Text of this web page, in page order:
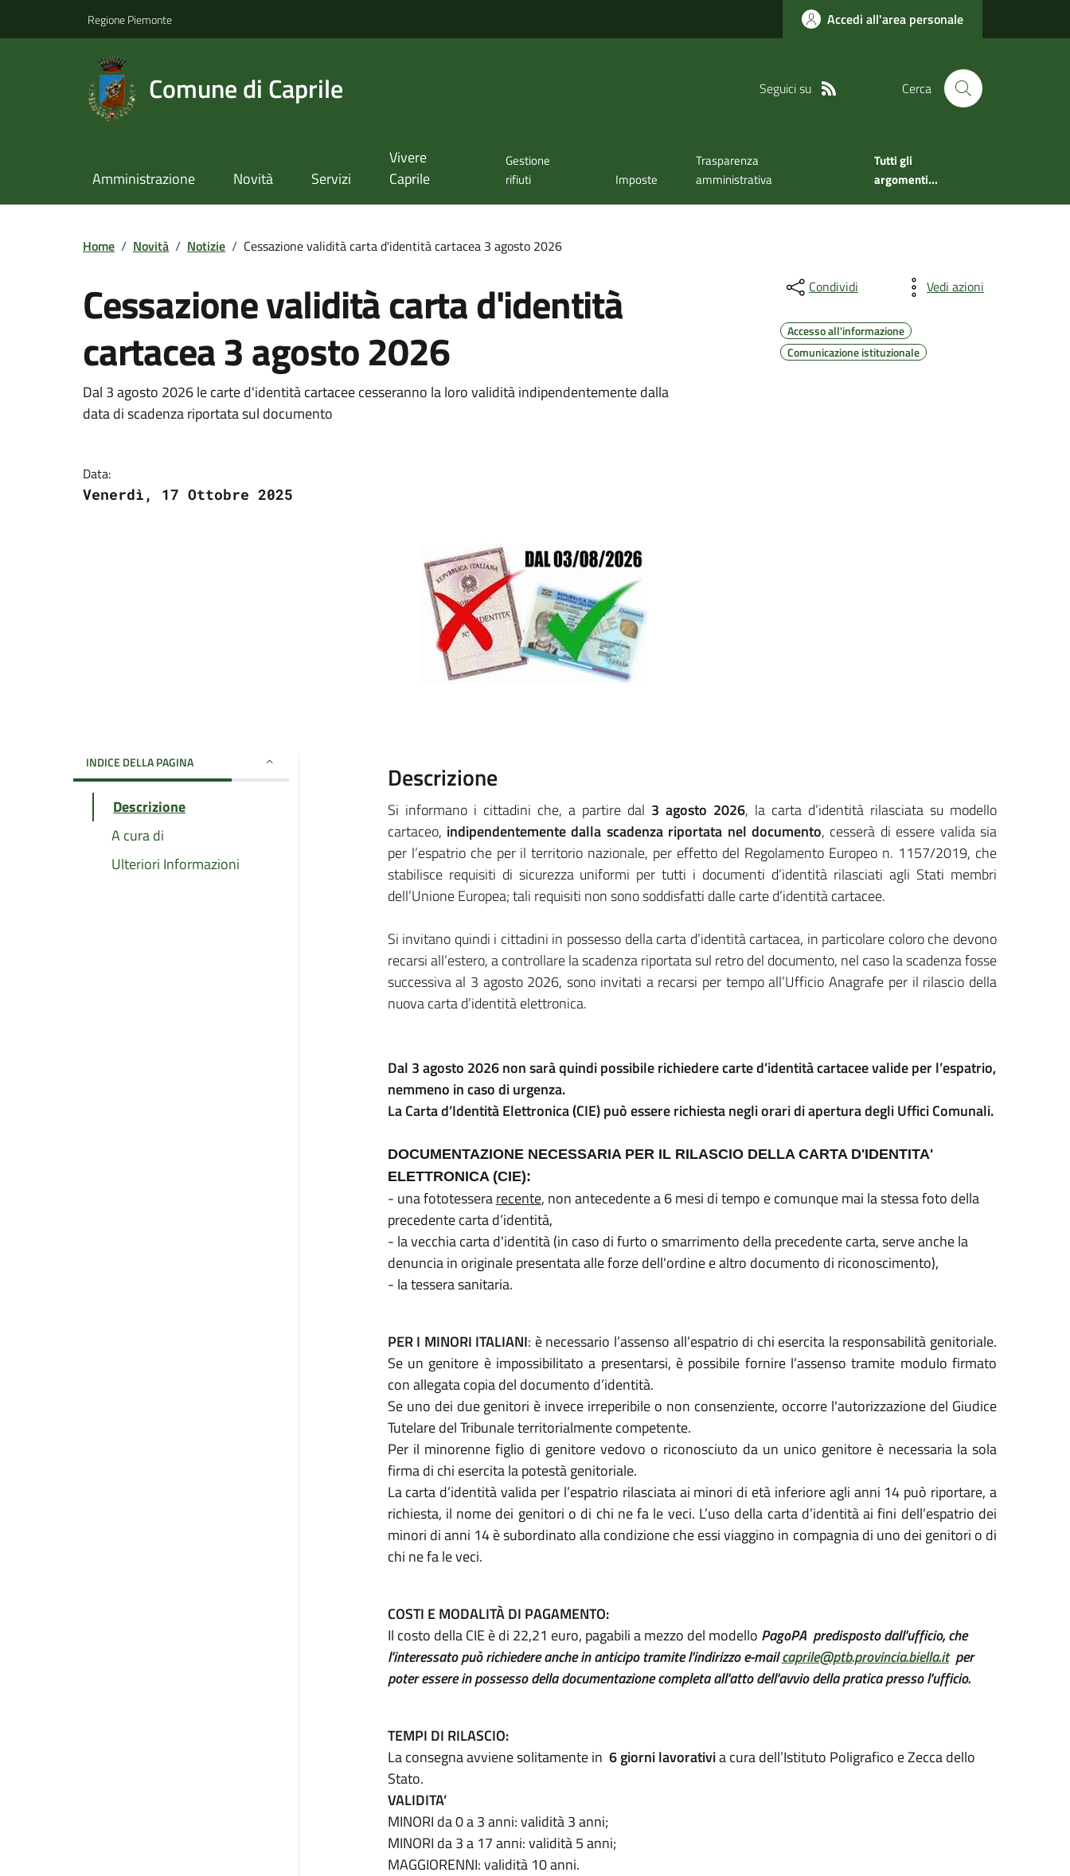
Regione Piemonte Accedi all'area personale
Comune di Caprile Seguici su Cerca
Amministrazione Novità Servizi
Vivere
Caprile
Gestione
rifiuti
Imposte
Trasparenza
amministrativa
Tutti gli
argomenti...
Home / Novità / Notizie / Cessazione validità carta d'identità cartacea 3 agosto 2026
Cessazione validità carta d'identità
cartacea 3 agosto 2026
Dal 3 agosto 2026 le carte d'identità cartacee cesseranno la loro validità indipendentemente dalla
data di scadenza riportata sul documento
Data:
Venerdì, 17 Ottobre 2025
Condividi Vedi azioni
Accesso all'informazione
Comunicazione istituzionale
INDICE DELLA PAGINA
Descrizione
A cura di
Ulteriori Informazioni
Descrizione
Si informano i cittadini che, a partire dal 3 agosto 2026, la carta d’identità rilasciata su modello
cartaceo, indipendentemente dalla scadenza riportata nel documento, cesserà di essere valida sia
per l’espatrio che per il territorio nazionale, per effetto del Regolamento Europeo n. 1157/2019, che
stabilisce requisiti di sicurezza uniformi per tutti i documenti d’identità rilasciati agli Stati membri
dell’Unione Europea; tali requisiti non sono soddisfatti dalle carte d’identità cartacee.
Si invitano quindi i cittadini in possesso della carta d’identità cartacea, in particolare coloro che devono
recarsi all’estero, a controllare la scadenza riportata sul retro del documento, nel caso la scadenza fosse
successiva al 3 agosto 2026, sono invitati a recarsi per tempo all’Ufficio Anagrafe per il rilascio della
nuova carta d’identità elettronica.
Dal 3 agosto 2026 non sarà quindi possibile richiedere carte d’identità cartacee valide per l’espatrio,
nemmeno in caso di urgenza.
La Carta d’Identità Elettronica (CIE) può essere richiesta negli orari di apertura degli Uffici Comunali.
DOCUMENTAZIONE NECESSARIA PER IL RILASCIO DELLA CARTA D'IDENTITA'
ELETTRONICA (CIE):
- una fototesserarecente, non antecedente a 6 mesi di tempo e comunque mai la stessa foto della
precedente carta d’identità,
- la vecchia carta d'identità (in caso di furto o smarrimento della precedente carta, serve anche la
denuncia in originale presentata alle forze dell'ordine e altro documento di riconoscimento),
- la tessera sanitaria.
PER I MINORI ITALIANI: è necessario l’assenso all’espatrio di chi esercita la responsabilità genitoriale.
Se un genitore è impossibilitato a presentarsi, è possibile fornire l’assenso tramite modulo firmato
con allegata copia del documento d’identità.
Se uno dei due genitori è invece irreperibile o non consenziente, occorre l'autorizzazione del Giudice
Tutelare del Tribunale territorialmente competente.
Per il minorenne figlio di genitore vedovo o riconosciuto da un unico genitore è necessaria la sola
firma di chi esercita la potestà genitoriale.
La carta d’identità valida per l’espatrio rilasciata ai minori di età inferiore agli anni 14 può riportare, a
richiesta, il nome dei genitori o di chi ne fa le veci. L’uso della carta d’identità ai fini dell’espatrio dei
minori di anni 14 è subordinato alla condizione che essi viaggino in compagnia di uno dei genitori o di
chi ne fa le veci.
COSTI E MODALITÀ DI PAGAMENTO:
Il costo della CIE è di 22,21 euro, pagabili a mezzo del modello PagoPA predisposto dall'ufficio, che
l'interessato può richiedere anche in anticipo tramite l'indirizzo e-mailcaprile@ptb.provincia.biella.itper
poter essere in possesso della documentazione completa all'atto dell'avvio della pratica presso l'ufficio.
TEMPI DI RILASCIO:
La consegna avviene solitamente in 6 giorni lavorativia cura dell’Istituto Poligrafico e Zecca dello
Stato.
VALIDITA’
MINORI da 0 a 3 anni: validità 3 anni;
MINORI da 3 a 17 anni: validità 5 anni;
MAGGIORENNI: validità 10 anni.